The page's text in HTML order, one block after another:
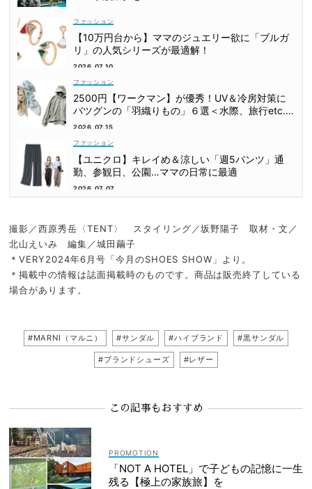
ファッション
【10万円台から】ママのジュエリー欲に「ブルガ
リ」の人気シリーズが最適解！
2026.07.10
ファッション
2500円【ワークマン】が優秀！UV＆冷房対策に
バツグンの「羽織りもの」６選＜水際、旅行etc.
＞
2026.07.15
ファッション
【ユニクロ】キレイめ＆涼しい「週5パンツ」通
勤、参観日、公園…ママの日常に最適
2026.07.07
撮影／西原秀岳〈TENT〉 スタイリング／坂野陽子 取材・文／
北山えいみ 編集／城田繭子
＊VERY2024年6月号「今月のSHOES SHOW」より。
＊掲載中の情報は誌面掲載時のものです。商品は販売終了している
場合があります。
#MARNI（マルニ） #サンダル #ハイブランド #黒サンダル
#ブランドシューズ #レザー
この記事もおすすめ
「NOT A HOTEL」で子どもの記憶に一生
残る【極上の家族旅】を